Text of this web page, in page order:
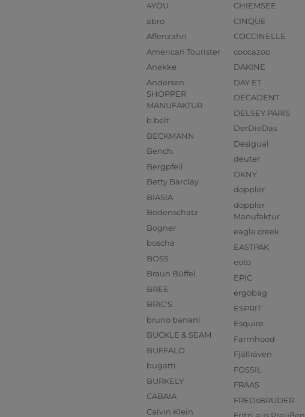
4YOU
abro
Affenzahn
American Tourister
Anekke
Andersen
SHOPPER
MANUFAKTUR
b.belt
BECKMANN
Bench.
Bergpfeil
Betty Barclay
BIASIA
Bodenschatz
Bogner
boscha
BOSS
Braun Büffel
BREE
BRIC'S
bruno banani
BUCKLE & SEAM
BUFFALO
bugatti
BURKELY
CABAIA
Calvin Klein
CHIEMSEE
CINQUE
COCCINELLE
coocazoo
DAKINE
DAY ET
DECADENT
DELSEY PARIS
DerDieDas
Desigual
deuter
DKNY
doppler
doppler
Manufaktur
eagle creek
EASTPAK
eoto
EPIC
ergobag
ESPRIT
Esquire
Farmhood
Fjällräven
FOSSIL
FRAAS
FREDsBRUDER